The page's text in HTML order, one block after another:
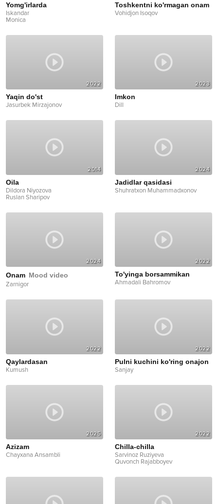
Yomg'irlarda
Iskandar
Monica
Toshkentni ko'rmagan onam
Vohidjon Isoqov
2022
Yaqin do'st
Jasurbek Mirzajonov
2023
Imkon
Dill
2014
Oila
Dildora Niyozova
Ruslan Sharipov
2024
Jadidlar qasidasi
Shuhratxon Muhammadxonov
2024
Onam Mood video
Zarnigor
2022
To'yinga borsammikan
Ahmadali Bahromov
2022
Qaylardasan
Kumush
2022
Pulni kuchini ko'ring onajon
Sanjay
2025
Azizam
Chayxana Ansambli
2022
Chilla-chilla
Sarvinoz Ruziyeva
Quvonch Rajabboyev